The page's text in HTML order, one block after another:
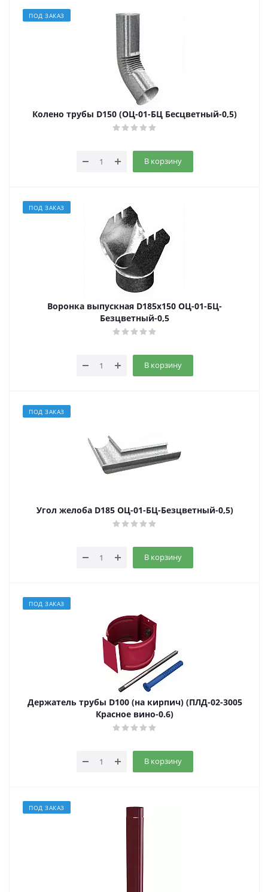
ПОД ЗАКАЗ
Колено трубы D150 (ОЦ-01-БЦ Бесцветный-0,5)
В корзину
ПОД ЗАКАЗ
Воронка выпускная D185x150 ОЦ-01-БЦ-
Безцветный-0,5
В корзину
ПОД ЗАКАЗ
Угол желоба D185 ОЦ-01-БЦ-Безцветный-0,5)
В корзину
ПОД ЗАКАЗ
Держатель трубы D100 (на кирпич) (ПЛД-02-3005
Красное вино-0.6)
В корзину
ПОД ЗАКАЗ